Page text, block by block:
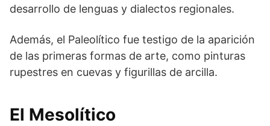
desarrollo de lenguas y dialectos regionales.
Además, el Paleolítico fue testigo de la aparición
de las primeras formas de arte, como pinturas
rupestres en cuevas y figurillas de arcilla.
El Mesolítico